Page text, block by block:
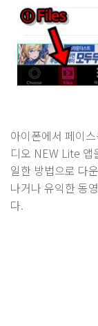
아이폰에서 페이
디오 NEW Lite 앱
일한 방법으로 다
나거나 유익한 동
다.